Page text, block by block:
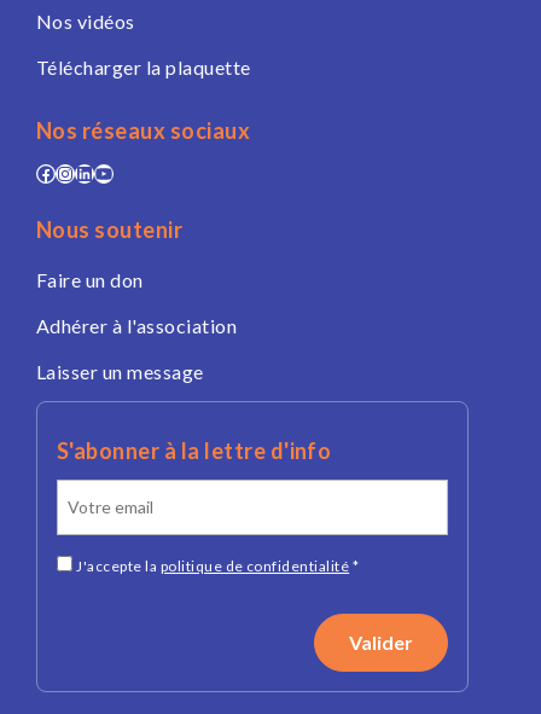
Nos vidéos
Télécharger la plaquette
Nos réseaux sociaux
Facebook
Instagram
LinkedIn
YouTube
Nous soutenir
Faire un don
Adhérer à l'association
Laisser un message
S'abonner à la lettre d'info
J'accepte la politique de confidentialité *